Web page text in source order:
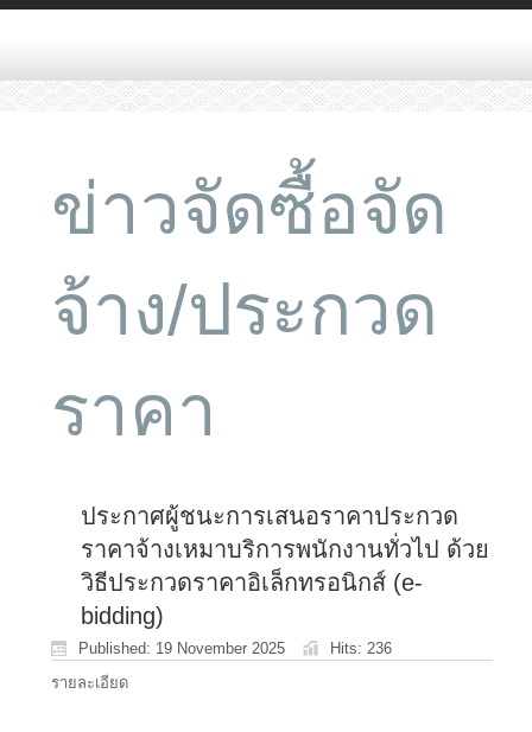
ข่าวจัดซื้อจัด
จ้าง/ประกวด
ราคา
ประกาศผู้ชนะการเสนอราคาประกวด
ราคาจ้างเหมาบริการพนักงานทั่วไป ด้วย
วิธีประกวดราคาอิเล็กทรอนิกส์ (e-
bidding)
Published: 19 November 2025
Hits: 236
รายละเอียด